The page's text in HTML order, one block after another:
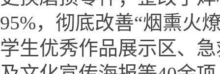
95%，彻底改善“烟熏火
学生优秀作品展示区、